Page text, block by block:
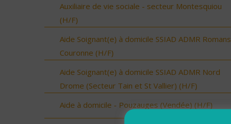
Auxiliaire de vie sociale - secteur Montesquiou
(H/F)
Aide Soignant(e) à domicile SSIAD ADMR Romans
Couronne (H/F)
Aide Soignant(e) à domicile SSIAD ADMR Nord
Drome (Secteur Tain et St Vallier) (H/F)
Aide à domicile - Pouzauges (Vendée) (H/F)